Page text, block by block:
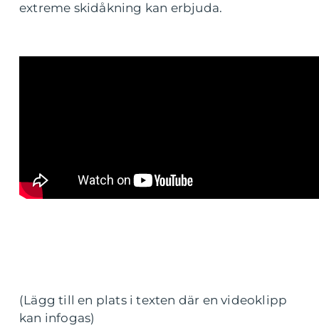
extreme skidåkning kan erbjuda.
(Lägg till en plats i texten där en videoklipp
kan infogas)